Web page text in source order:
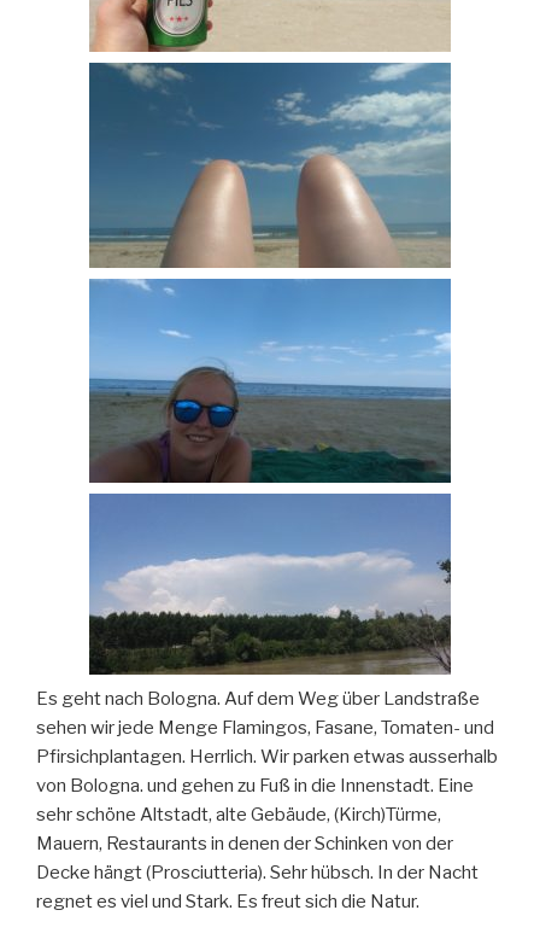
Es geht nach Bologna. Auf dem Weg über Landstraße
sehen wir jede Menge Flamingos, Fasane, Tomaten- und
Pfirsichplantagen. Herrlich. Wir parken etwas ausserhalb
von Bologna. und gehen zu Fuß in die Innenstadt. Eine
sehr schöne Altstadt, alte Gebäude, (Kirch)Türme,
Mauern, Restaurants in denen der Schinken von der
Decke hängt (Prosciutteria). Sehr hübsch. In der Nacht
regnet es viel und Stark. Es freut sich die Natur.